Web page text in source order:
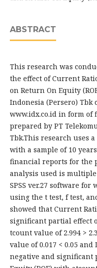
ABSTRACT
This research was
the effect of Current
on Return On Equity
Indonesia (Persero) Tbk
www.idx.co.id in form of
prepared by PT
Tbk.This research uses
with a sample of 10
financial reports for the
analysis used is
SPSS ver.27 software
using the t test, f test,
showed that Current
significant partial effect
tcount value of 2.994 >
value of 0.017 < 0.05 and
negative and significant